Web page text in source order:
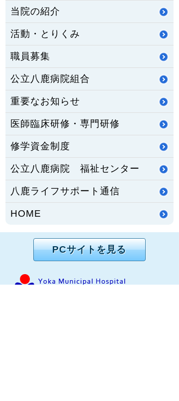
当院の紹介
活動・とりくみ
職員募集
公立八鹿病院組合
重要なお知らせ
医師臨床研修・専門研修
修学資金制度
公立八鹿病院 福祉センター
八鹿ライフサポート通信
HOME
PCサイトを見る